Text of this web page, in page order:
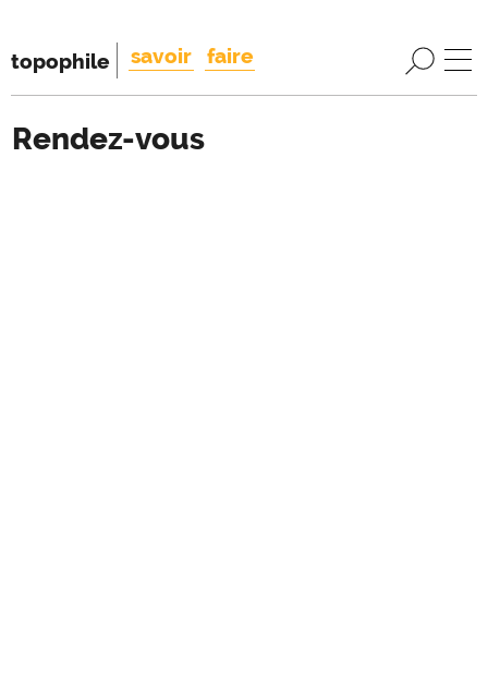
topophile savoir faire
Rendez-vous